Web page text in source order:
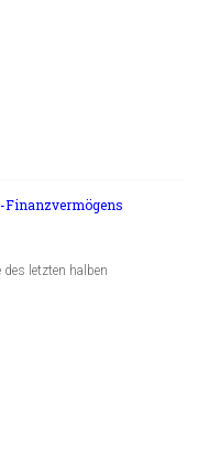
Finanzvermögens
letzten halben